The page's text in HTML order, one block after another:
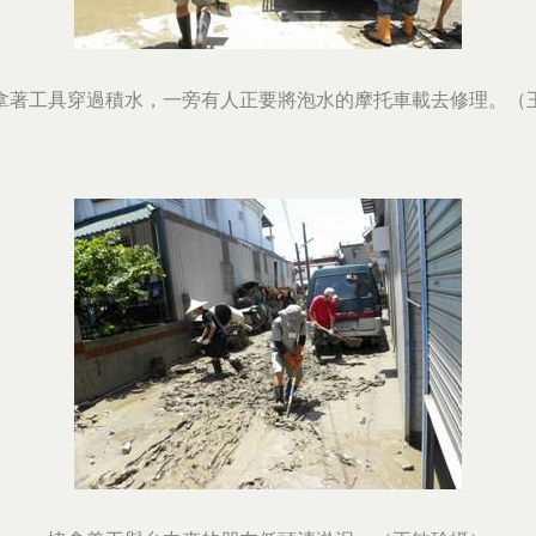
著工具穿過積水，一旁有人正要將泡水的摩托車載去修理。（